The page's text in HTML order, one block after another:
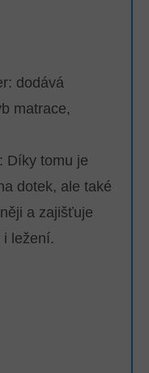
dodává
matrace,
Díky tomu je
dotek, ale také
a zajišťuje
ležení.